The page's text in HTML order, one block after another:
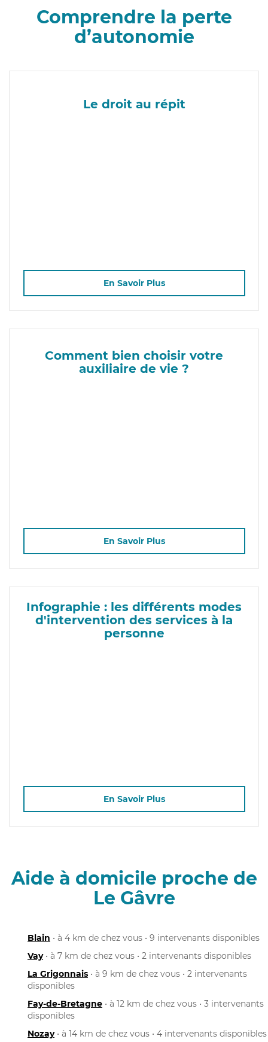
Comprendre la perte
d’autonomie
Le droit au répit
En Savoir Plus
Comment bien choisir votre
auxiliaire de vie ?
En Savoir Plus
Infographie : les différents modes
d'intervention des services à la
personne
En Savoir Plus
Aide à domicile proche de
Le Gâvre
Blain • à 4 km de chez vous • 9 intervenants disponibles
Vay• à 7 km de chez vous • 2 intervenants disponibles
La Grigonnais • à 9 km de chez vous • 2 intervenants
disponibles
Fay-de-Bretagne • à 12 km de chez vous • 3 intervenants
disponibles
Nozay• à 14 km de chez vous • 4 intervenants disponibles